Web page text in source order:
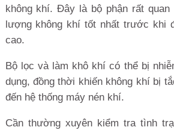
không khí. Đây là bộ phận rất quan
lượng không khí tốt nhất trước khi
cao.
Bộ lọc và làm khô khí có thể bị
dụng, đồng thời khiến không khí bị
đến hệ thống máy nén khí.
Cần thường xuyên kiểm tra tình